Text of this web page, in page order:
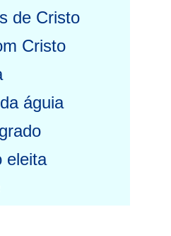
de Cristo
Cristo
águia
eleita